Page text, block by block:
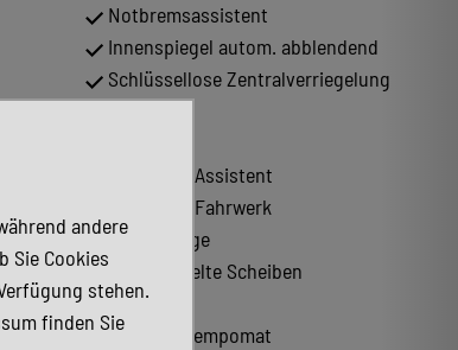
Notbremsassistent
Innenspiegel autom. abblendend
Schlüssellose Zentralverriegelung
Totwinkel-Assistent
Adaptives Fahrwerk
Alarmanlage
Abgedunkelte Scheiben
Armlehne
Abstandstempomat
andere
Sie Cookies
stehen.
finden Sie